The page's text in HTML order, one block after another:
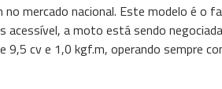
mercado nacional. Este modelo é
a moto está sendo
cv e 1,0 kgf.m, operando sempre